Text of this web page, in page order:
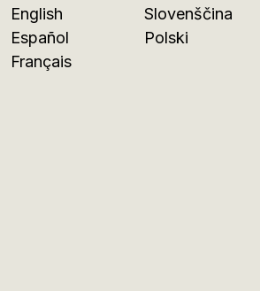
English
Español
Français
Slovenščina
Polski